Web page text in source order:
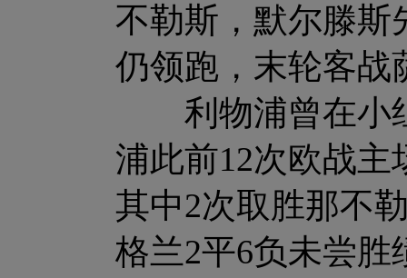
不勒斯，默尔滕斯
仍领跑，末轮客战
利物浦曾在小组
浦此前12次欧战主
其中2次取胜那不
格兰2平6负未尝